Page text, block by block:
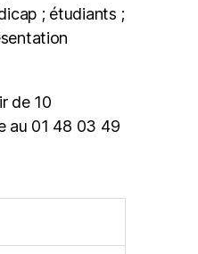
; étudiants ;
de 10
au 01 48 03 49